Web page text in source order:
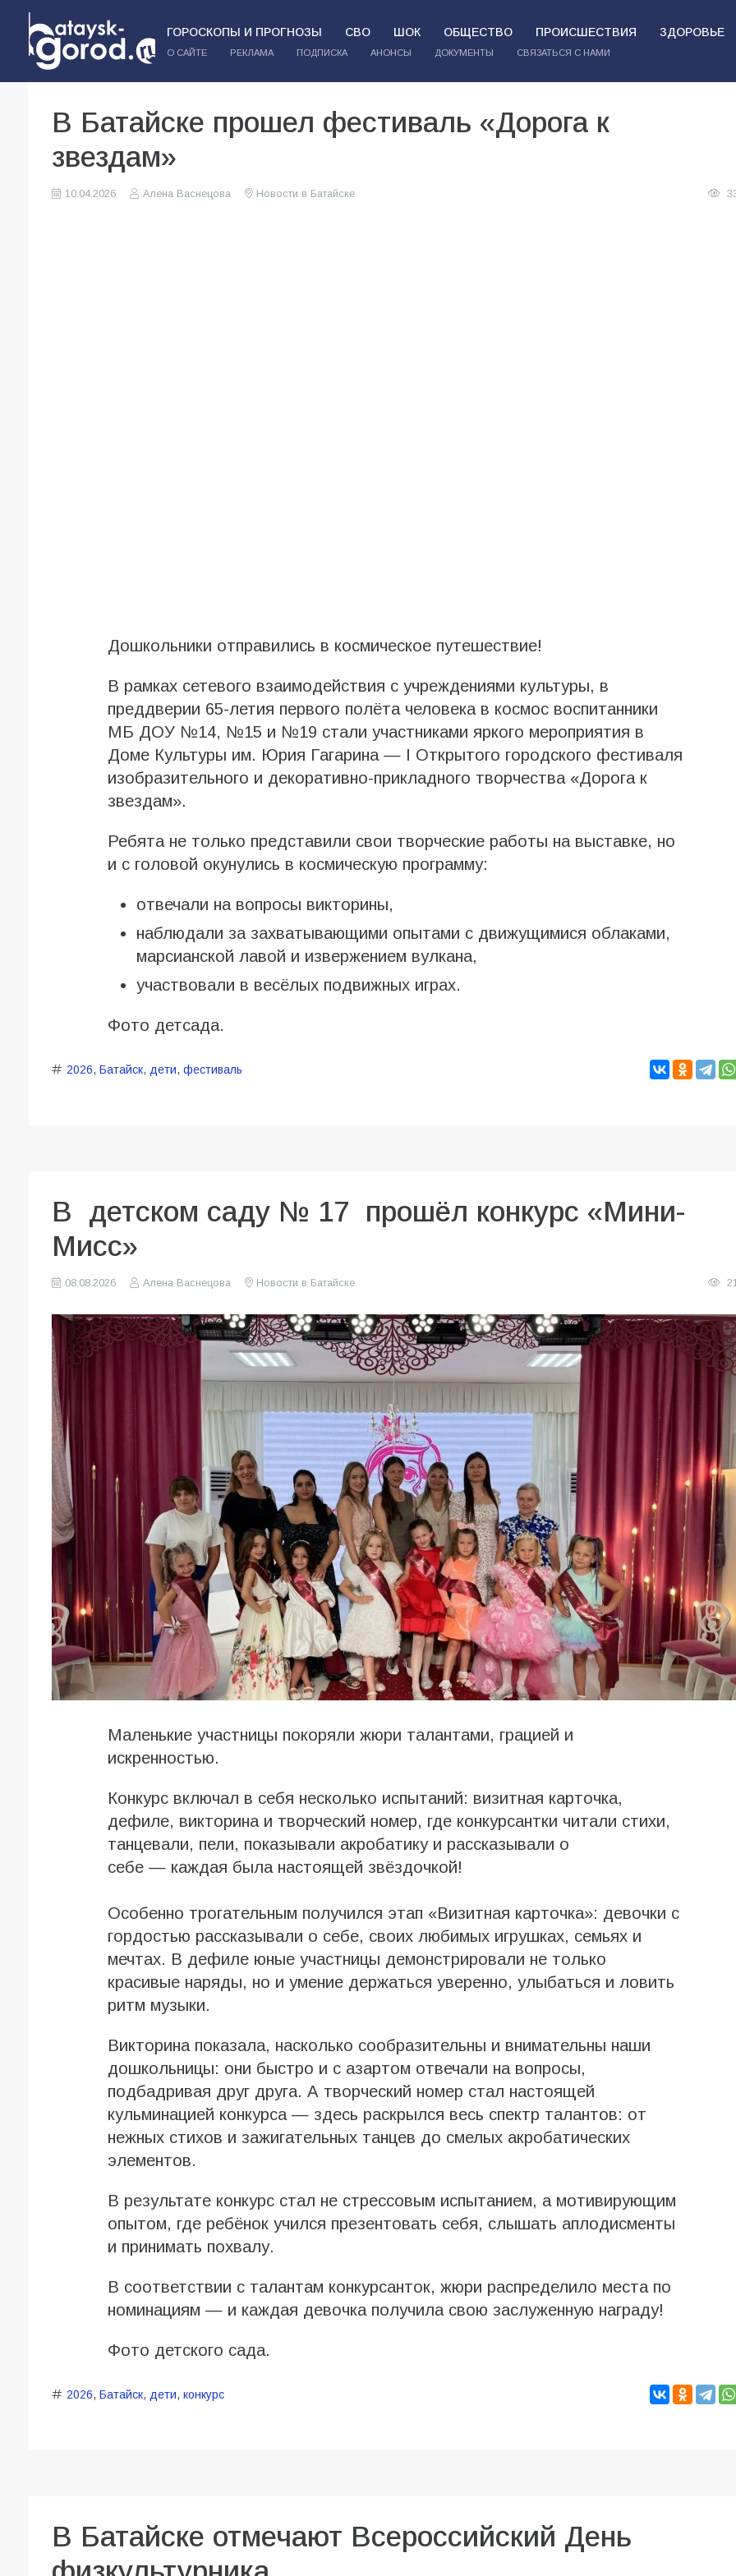
ГОРОСКОПЫ И ПРОГНОЗЫ СВО ШОК ОБЩЕСТВО ПРОИСШЕСТВИЯ ЗДОРОВЬЕ
О САЙТЕ РЕКЛАМА ПОДПИСКА АНОНСЫ ДОКУМЕНТЫ СВЯЗАТЬСЯ С НАМИ
В Батайске прошел фестиваль «Дорога к
звездам»
10.04.2026 Алена Васнецова Новости в Батайске
Дошкольники отправились в космическое путешествие!
В рамках сетевого взаимодействия с учреждениями культуры, в
преддверии 65-летия первого полёта человека в космос воспитанники
МБ ДОУ №14, №15 и №19 стали участниками яркого мероприятия в
Доме Культуры им. Юрия Гагарина — I Открытого городского фестиваля
изобразительного и декоративно-прикладного творчества «Дорога к
звездам».
Ребята не только представили свои творческие работы на выставке, но
и с головой окунулись в космическую программу:
отвечали на вопросы викторины,
наблюдали за захватывающими опытами с движущимися облаками,
марсианской лавой и извержением вулкана,
участвовали в весёлых подвижных играх.
Фото детсада.
2026, Батайск, дети, фестиваль
В детском саду № 17 прошёл конкурс «Мини-
Мисс»
08.08.2026 Алена Васнецова Новости в Батайске
Маленькие участницы покоряли жюри талантами, грацией и
искренностью.
Конкурс включал в себя несколько испытаний: визитная карточка,
дефиле, викторина и творческий номер, где конкурсантки читали стихи,
танцевали, пели, показывали акробатику и рассказывали о
себе — каждая была настоящей звёздочкой!
Особенно трогательным получился этап «Визитная карточка»: девочки с
гордостью рассказывали о себе, своих любимых игрушках, семьях и
мечтах. В дефиле юные участницы демонстрировали не только
красивые наряды, но и умение держаться уверенно, улыбаться и ловить
ритм музыки.
Викторина показала, насколько сообразительны и внимательны наши
дошкольницы: они быстро и с азартом отвечали на вопросы,
подбадривая друг друга. А творческий номер стал настоящей
кульминацией конкурса — здесь раскрылся весь спектр талантов: от
нежных стихов и зажигательных танцев до смелых акробатических
элементов.
В результате конкурс стал не стрессовым испытанием, а мотивирующим
опытом, где ребёнок учился презентовать себя, слышать аплодисменты
и принимать похвалу.
В соответствии с талантам конкурсанток, жюри распределило места по
номинациям — и каждая девочка получила свою заслуженную награду!
Фото детского сада.
2026, Батайск, дети, конкурс
В Батайске отмечают Всероссийский День